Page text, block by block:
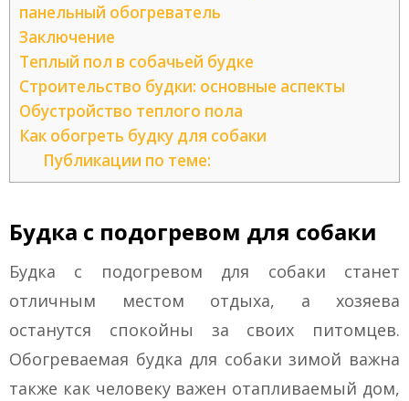
панельный обогреватель
Заключение
Теплый пол в собачьей будке
Строительство будки: основные аспекты
Обустройство теплого пола
Как обогреть будку для собаки
Публикации по теме:
Будка с подогревом для собаки
Будка с подогревом для собаки станет
отличным местом отдыха, а хозяева
останутся спокойны за своих питомцев.
Обогреваемая будка для собаки зимой важна
также как человеку важен отапливаемый дом,